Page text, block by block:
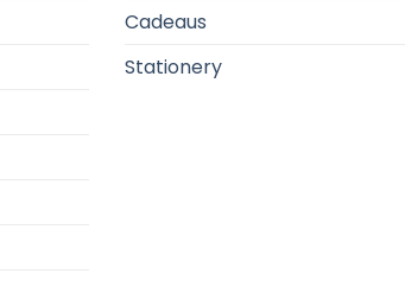
Cadeaus
Stationery